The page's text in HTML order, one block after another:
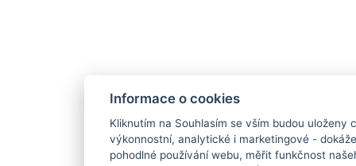
Informace o cookies
Kliknutím na Souhlasím se vším budou uloženy
výkonnostní, analytické i marketingové -
pohodlné používání webu, měřit funkčnost